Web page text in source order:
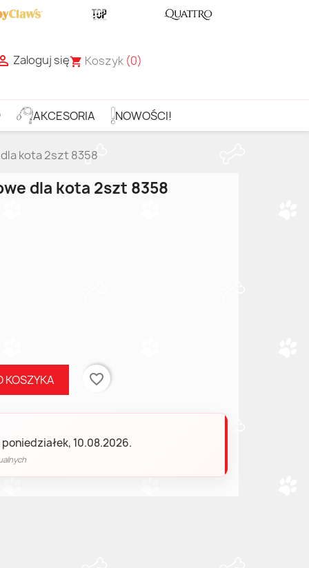
Zaloguj sięshopping_cart Koszyk (0)
AKCESORIA NOWOŚCI!
kota 2szt 8358
dla kota 2szt 8358
KOSZYKA favorite_border
10.08.2026.